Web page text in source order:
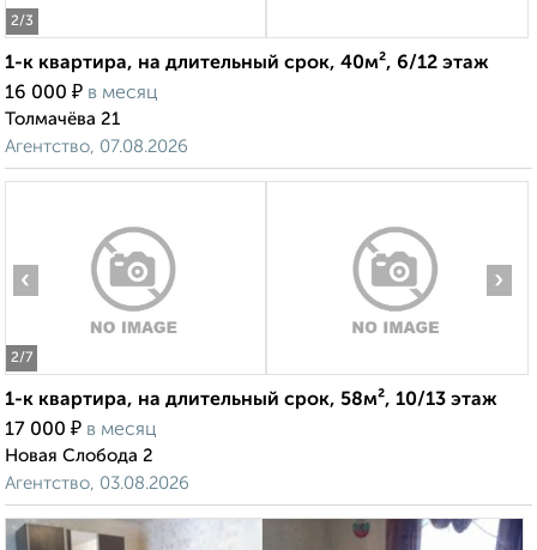
2/3
1-к квартира, на длительный срок, 40м², 6/12 этаж
16 000 ₽ в месяц
Толмачёва 21
Агентство, 07.08.2026
2/7
‹ ›
1-к квартира, на длительный срок, 58м², 10/13 этаж
17 000 ₽ в месяц
Новая Слобода 2
Агентство, 03.08.2026